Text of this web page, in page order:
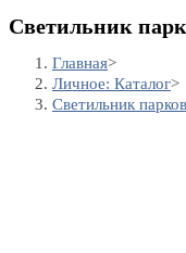
Светильник
Главная>
Личное: Каталог>
Светильник